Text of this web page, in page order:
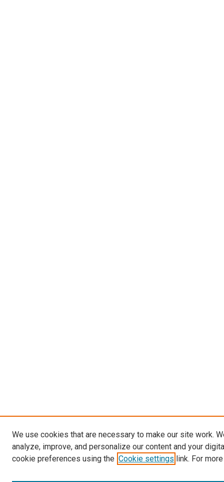
We use cookies that are necessary to make our site work.
analyze, improve, and personalize our content and your
cookie preferences using the Cookie settings link. For